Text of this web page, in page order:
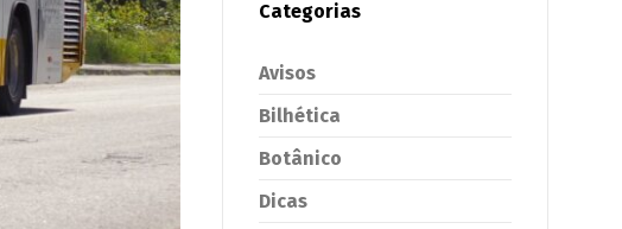
Categorias
Avisos
Bilhética
Botânico
Dicas